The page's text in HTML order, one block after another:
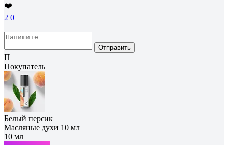
❤️
2 0
Отправить
П
Покупатель
Белый персик
Масляные духи 10 мл
10 мл